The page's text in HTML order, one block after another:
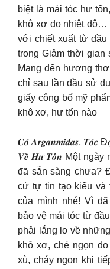
biệt là mái tóc hư
khô xơ do nhiệt độ…
với chiết xuất từ dầu
trong Giảm thời gian
Mang đến hương
chỉ sau lần đầu sử
giấy công bố mỹ
khô xơ, hư tổn nào
𝑪𝒐́ 𝑨𝒓𝒈𝒂𝒏𝒎𝒊𝒅𝒂𝒔, 𝑻𝒐́𝒄
𝑽𝒆̂̀ 𝑯𝒖̛ 𝑻𝒐̂̉𝒏 Một ngày
đã sẵn sàng chưa?
cứ tự tin tạo kiểu và
của mình nhé! Vì
bảo vệ mái tóc từ
phải lắng lo về
khô xơ, chẻ ngọn
xù, cháy ngọn khi